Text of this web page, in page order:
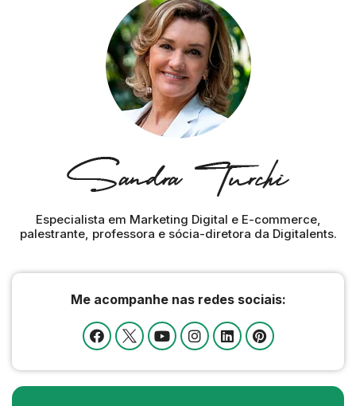
Especialista em Marketing Digital e E-commerce,
palestrante, professora e sócia-diretora da Digitalents.
Me acompanhe nas redes sociais: